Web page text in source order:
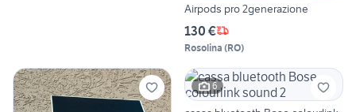
Airpods pro 2generazione
130 €
Rosolina (RO)
6